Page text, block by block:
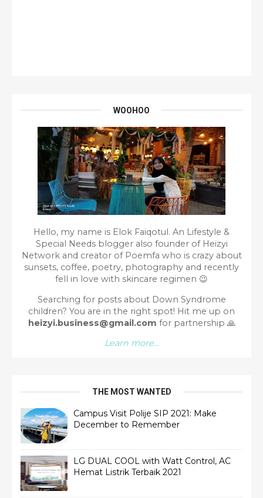
WOOHOO
Hello, my name is Elok Faiqotul. An Lifestyle &
Special Needs blogger also founder of Heizyi
Network and creator of Poemfa who is crazy about
sunsets, coffee, poetry, photography and recently
fell in love with skincare regimen 😉
Searching for posts about Down Syndrome
children? You are in the right spot! Hit me up on
heizyi.business@gmail.com for partnership 🙏
Learn more...
THE MOST WANTED
Campus Visit Polije SIP 2021: Make
December to Remember
LG DUAL COOL with Watt Control, AC
Hemat Listrik Terbaik 2021